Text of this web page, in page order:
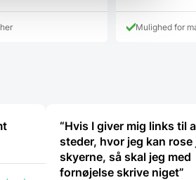
DKK.
var:
aktuelle
pris
er:Mulighed for
“Hvis I giver mig links til
steder, hvor jeg kan rose
skyerne, så skal jeg med
fornøjelse skrive niget”